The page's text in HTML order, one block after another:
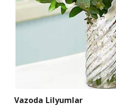
Vazoda Lilyumlar